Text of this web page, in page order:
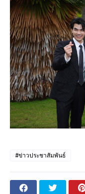
#ข่าวประชาสัมพันธ์